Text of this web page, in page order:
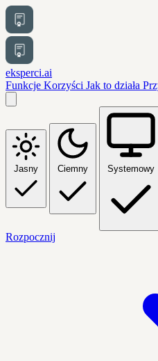
eksperci.ai
Funkcje Korzyści Jak to działa
Jasny Ciemny Systemowy
Rozpocznij